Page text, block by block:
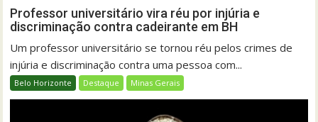
Professor universitário vira réu por injúria e
discriminação contra cadeirante em BH
Um professor universitário se tornou réu pelos crimes de
injúria e discriminação contra uma pessoa com...
Belo Horizonte Destaque Minas Gerais